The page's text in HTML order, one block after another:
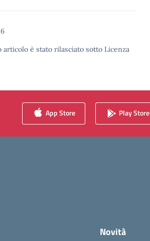
è stato rilasciato sotto Licenza
App Store Play Store
Novità